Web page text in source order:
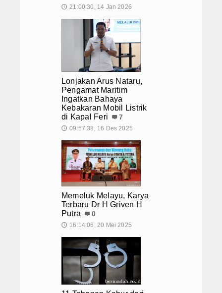
🕔 21:00:30, 14 Jan 2026
Lonjakan Arus Nataru,
Pengamat Maritim
Ingatkan Bahaya
Kebakaran Mobil Listrik
di Kapal Feri
7
🕔 09:57:38, 16 Des 2025
Memeluk Melayu, Karya
Terbaru Dr H Griven H
Putra
0
🕔 16:14:06, 20 Mei 2025